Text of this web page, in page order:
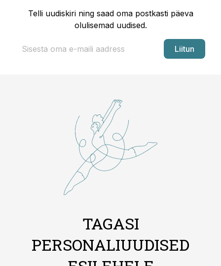
Telli uudiskiri ning saad oma postkasti päeva
olulisemad uudised.
Liitun
TAGASI
PERSONALIUUDISED